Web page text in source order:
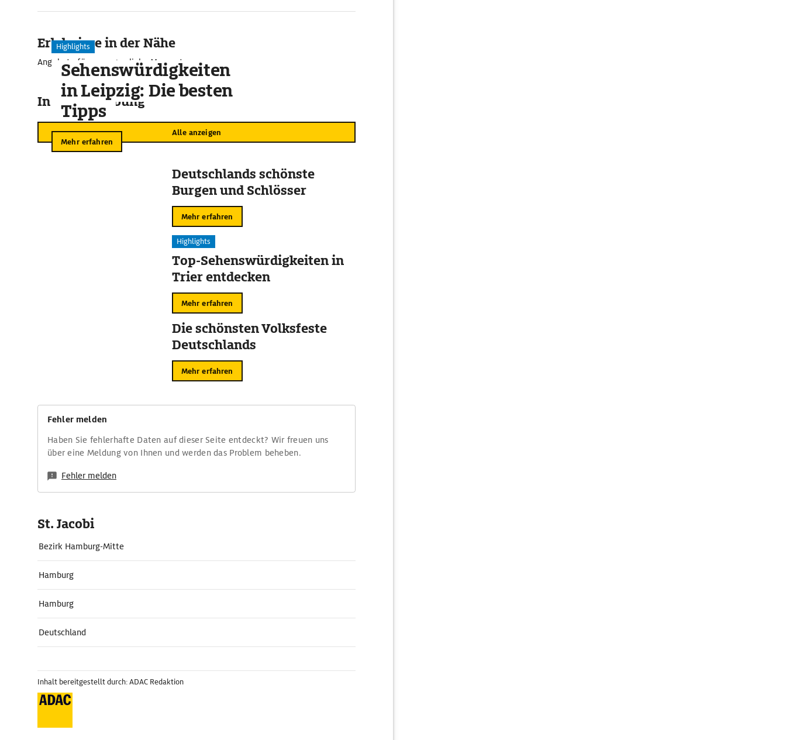
Erlebnisse in der Nähe
Angebote für unvergessliche Momente
In der Umgebung
Alle anzeigen
Highlights
Sehenswürdigkeiten
in Leipzig: Die besten
Tipps
Mehr erfahren
Deutschlands schönste
Burgen und Schlösser
Mehr erfahren
Highlights
Top-Sehenswürdigkeiten in
Trier entdecken
Mehr erfahren
Die schönsten Volksfeste
Deutschlands
Mehr erfahren
Fehler melden
Haben Sie fehlerhafte Daten auf dieser Seite entdeckt? Wir freuen uns
über eine Meldung von Ihnen und werden das Problem beheben.
Fehler melden
St. Jacobi
Bezirk Hamburg-Mitte
Hamburg
Hamburg
Deutschland
Inhalt bereitgestellt durch: ADAC Redaktion